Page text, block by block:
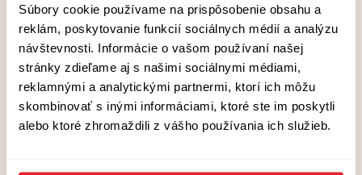
Súbory cookie používame na prispôsobenie obsahu a
reklám, poskytovanie funkcií sociálnych médií a analýzu
návštevnosti. Informácie o vašom používaní našej
stránky zdieľame aj s našimi sociálnymi médiami,
reklamnými a analytickými partnermi, ktorí ich môžu
skombinovať s inými informáciami, ktoré ste im poskytli
alebo ktoré zhromaždili z vášho používania ich služieb.
do starej škatuľky na nite, čo sme našli v
singerke. Rozhodli sme sa, že tým tvorom treba
vystrojiť pohreb, že si zasluhujú vlastný
cintorín. Vyniesli sme škatuľku z verandy, kľúč
vrátili do pivnice a vybrali sa do záhrady tety
Terezy. Mamina záhradka slúžila len na